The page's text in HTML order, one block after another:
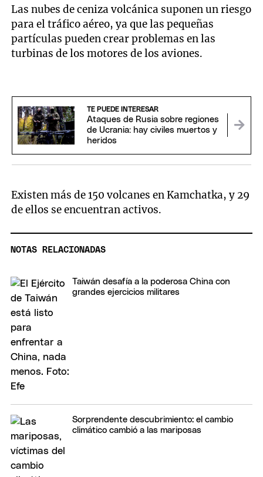
Las nubes de ceniza volcánica suponen un riesgo
para el tráfico aéreo, ya que las pequeñas
partículas pueden crear problemas en las
turbinas de los motores de los aviones.
TE PUEDE INTERESAR
Ataques de Rusia sobre regiones
de Ucrania: hay civiles muertos y
heridos
Existen más de 150 volcanes en Kamchatka, y 29
de ellos se encuentran activos.
NOTAS RELACIONADAS
Taiwán desafía a la poderosa China con
grandes ejercicios militares
Sorprendente descubrimiento: el cambio
climático cambió a las mariposas